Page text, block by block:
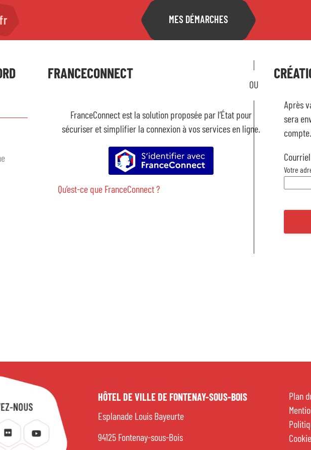
MES DÉMARCHES
Vie
Vie
FRANCECONNECT
FranceConnect est la solution proposée par l’État pour
sécuriser et simplifier la connexion à vos services en ligne.
S’identifier avec FranceConnect
Qu’est-ce que FranceConnect ?
Après
sera
compte.
Courriel
Votre
HÔTEL DE VILLE DE FONTENAY-SOUS-BOIS
Esplanade Louis Bayeurte
94125 Fontenay-sous-Bois
Plan